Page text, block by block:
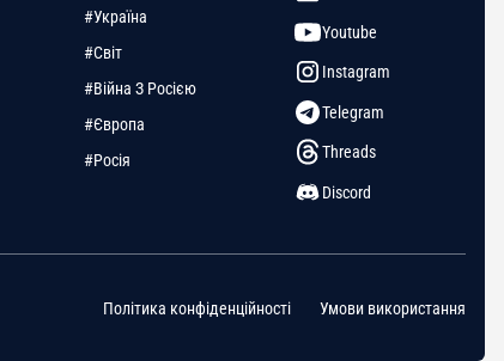
#Україна
#Світ
#Війна З Росією
#Європа
#Росія
Youtube
Instagram
Telegram
Threads
Discord
Політика конфіденційності Умови використання